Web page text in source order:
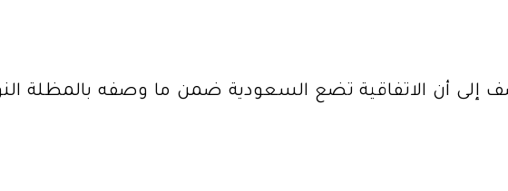
إلى أن الاتفاقية تضع السعودية ضمن ما وصفه بالمظلة